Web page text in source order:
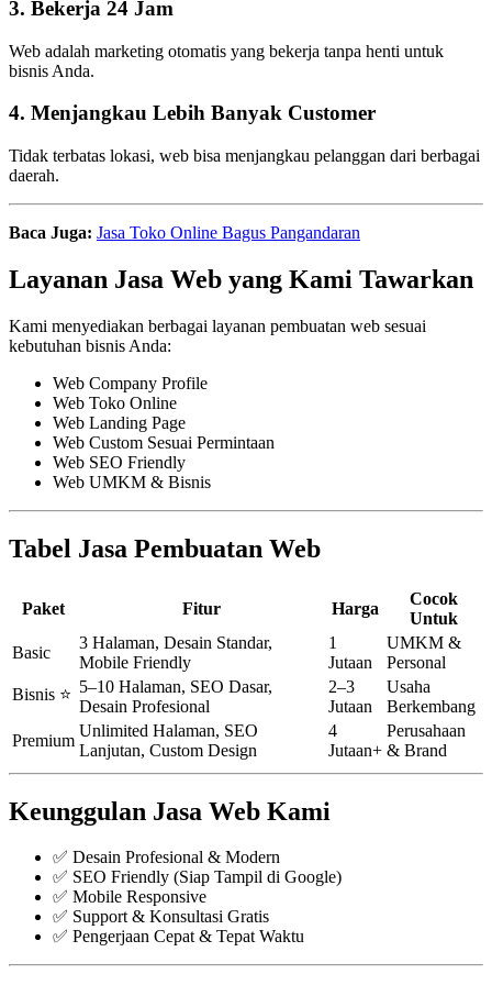
3. Bekerja 24 Jam
Web adalah marketing otomatis yang bekerja tanpa henti untuk
bisnis Anda.
4. Menjangkau Lebih Banyak Customer
Tidak terbatas lokasi, web bisa menjangkau pelanggan dari berbagai
daerah.
Baca Juga: Jasa Toko Online Bagus Pangandaran
Layanan Jasa Web yang Kami Tawarkan
Kami menyediakan berbagai layanan pembuatan web sesuai
kebutuhan bisnis Anda:
Web Company Profile
Web Toko Online
Web Landing Page
Web Custom Sesuai Permintaan
Web SEO Friendly
Web UMKM & Bisnis
Tabel Jasa Pembuatan Web
Paket Fitur Harga
Cocok
Untuk
Basic
3 Halaman, Desain Standar,
Mobile Friendly
1
Jutaan
UMKM &
Personal
Bisnis ⭐ 5–10 Halaman, SEO Dasar,
Desain Profesional
2–3
Jutaan
Usaha
Berkembang
Premium
Unlimited Halaman, SEO
Lanjutan, Custom Design
4
Jutaan+
Perusahaan
& Brand
Keunggulan Jasa Web Kami
✅ Desain Profesional & Modern
✅ SEO Friendly (Siap Tampil di Google)
✅ Mobile Responsive
✅ Support & Konsultasi Gratis
✅ Pengerjaan Cepat & Tepat Waktu